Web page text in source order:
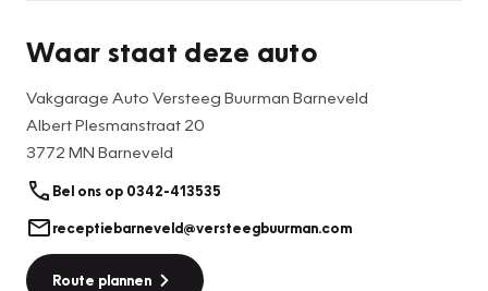
Waar staat deze auto
Vakgarage Auto Versteeg Buurman Barneveld
Albert Plesmanstraat 20
3772 MN Barneveld
Bel ons op 0342-413535
receptiebarneveld@versteegbuurman.com
Route plannen